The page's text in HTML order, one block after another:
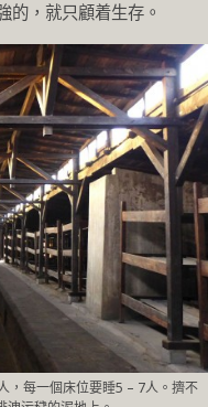
的，就只顧着生存。
，每一個床位要睡5 – 7人。擠不